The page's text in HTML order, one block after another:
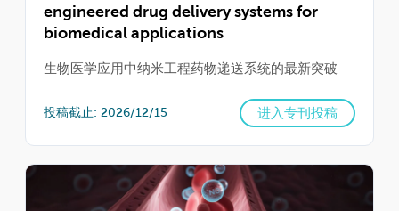
engineered drug delivery systems for
biomedical applications
生物医学应用中纳米工程药物递送系统的最新突破
投稿截止: 2026/12/15 进入专刊投稿